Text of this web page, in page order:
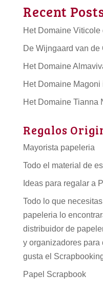
Recent
Het Domaine Viticole
De Wijngaard van de
Het Domaine
Het Domaine Magoni
Het Domaine Tianna
Regalos
Mayorista papeleria
Todo el material de
Ideas para regalar a
Todo lo que
papeleria lo
distribuidor de
y organizadores para
gusta el
Papel Scrapbook